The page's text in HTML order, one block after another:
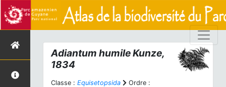
Adiantum humileKunze,
1834
Classe : Equisetopsida
Ordre :